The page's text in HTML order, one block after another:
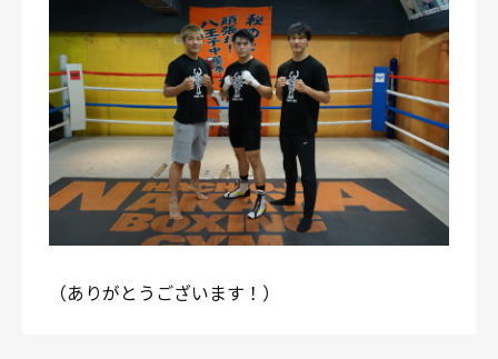
（ありがとうございます！）